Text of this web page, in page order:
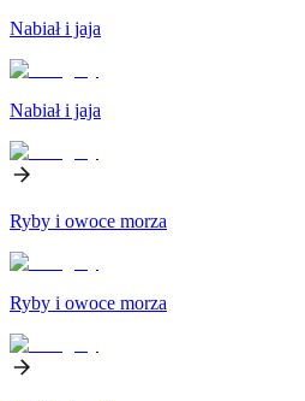
Nabiał i jaja
Nabiał i jaja
Ryby i owoce morza
Ryby i owoce morza